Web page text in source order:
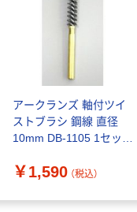
アークランズ 軸付ツイ
ストブラシ 鋼線 直径
10mm DB-1105 1セッ
￥1,590 （税込）